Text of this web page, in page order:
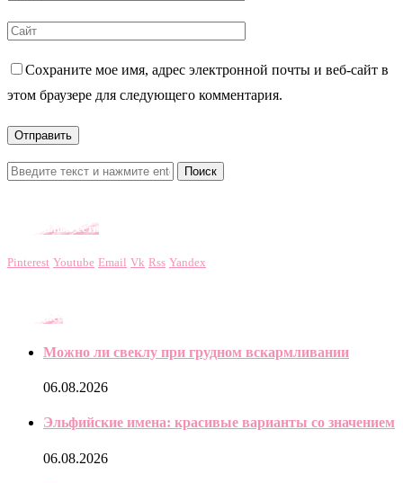
Сохраните мое имя, адрес электронной почты и веб-сайт в
этом браузере для следующего комментария.
Поиск
Социальные сети
Pinterest Youtube Email Vk Rss Yandex
Последнее
Можно ли свеклу при грудном вскармливании
06.08.2026
Эльфийские имена: красивые варианты со значением
06.08.2026